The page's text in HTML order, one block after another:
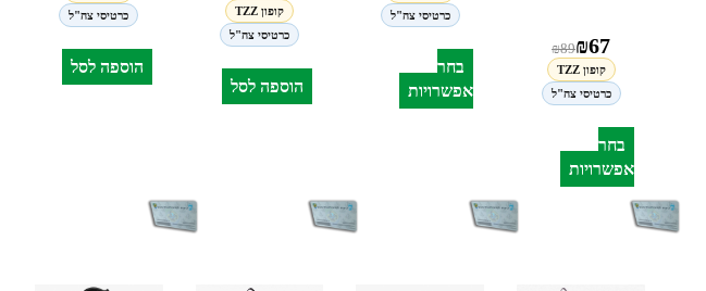
₪67
₪89
קופון TZZ
כרטיסי צה"ל
בחר
אפשרויות
כרטיסי צה"ל
בחר
אפשרויות
קופון TZZ
כרטיסי צה"ל
הוספה לסל
כרטיסי צה"ל
הוספה לסל